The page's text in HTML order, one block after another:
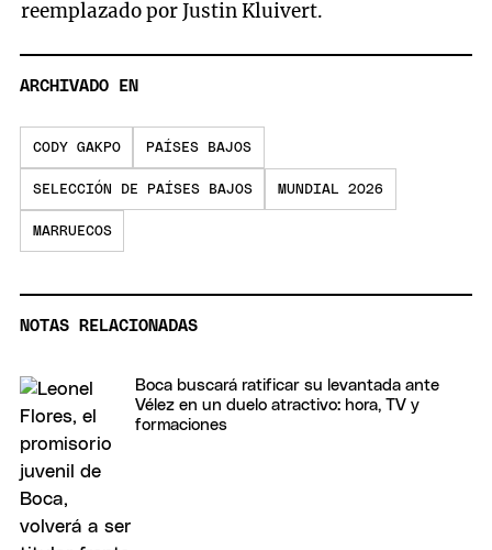
reemplazado por Justin Kluivert.
ARCHIVADO EN
CODY GAKPO PAÍSES BAJOS
SELECCIÓN DE PAÍSES BAJOS MUNDIAL 2026
MARRUECOS
NOTAS RELACIONADAS
Boca buscará ratificar su levantada ante
Vélez en un duelo atractivo: hora, TV y
formaciones